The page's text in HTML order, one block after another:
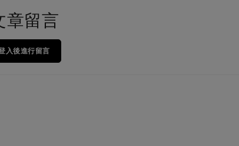
章留言
入後進行留言